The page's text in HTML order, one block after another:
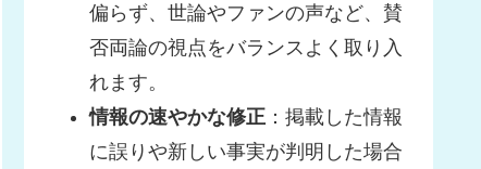
偏らず、世論やファンの声など、賛
否両論の視点をバランスよく取り入
れます。
情報の速やかな修正 ：掲載した情報
に誤りや新しい事実が判明した場合